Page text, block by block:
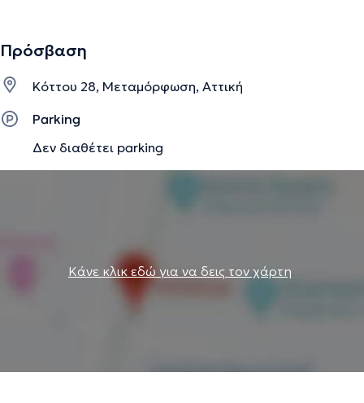
Πρόσβαση
Κόττου 28, Μεταμόρφωση, Αττική
Parking
Δεν διαθέτει parking
Κάνε κλικ εδώ για να δεις τον χάρτη